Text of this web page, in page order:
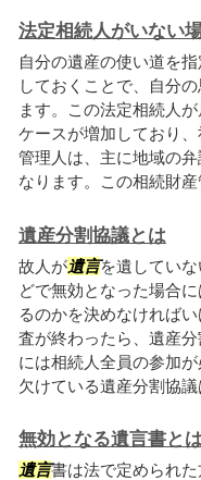
法定相続人がいない
自分の遺産の使い道を
しておくことで、自分
ます。この法定相続人
ケースが増加しており
管理人は、主に地域の
なります。この相続財
遺産分割協議とは
故人が遺言を遺してい
どで無効となった場合
るのかを決めなければ
査が終わったら、遺産
には相続人全員の参加
欠けている遺産分割協
無効となる遺言書と
遺言書は法で定められ